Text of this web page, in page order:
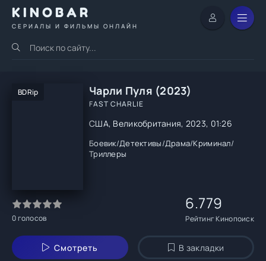
KINOBAR
СЕРИАЛЫ И ФИЛЬМЫ ОНЛАЙН
BDRip Чарли Пуля (2023)
FAST CHARLIE
США, Великобритания, 2023, 01:26
Боевик/Детективы/Драма/Криминал/
Триллеры
0голосов
6.779
Рейтинг Кинопоиск
Смотреть В закладки